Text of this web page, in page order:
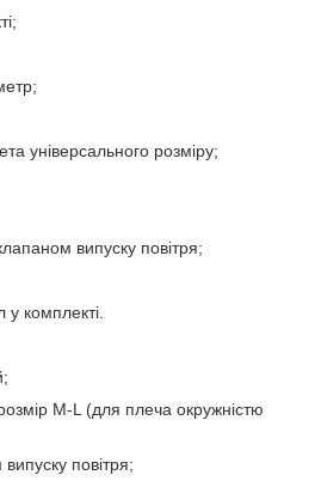
універсального розміру;
випуску повітря;
комплекті.
M-L (для плеча окружністю
випуску повітря;